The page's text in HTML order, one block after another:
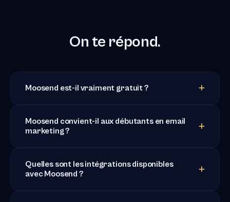
On te répond.
Moosend est-il vraiment gratuit ?
Moosend convient-il aux débutants en email
marketing ?
Quelles sont les intégrations disponibles
avec Moosend ?